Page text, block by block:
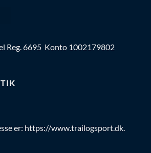
Reg. 6695 Konto 1002179802
er: https://www.trailogsport.dk.